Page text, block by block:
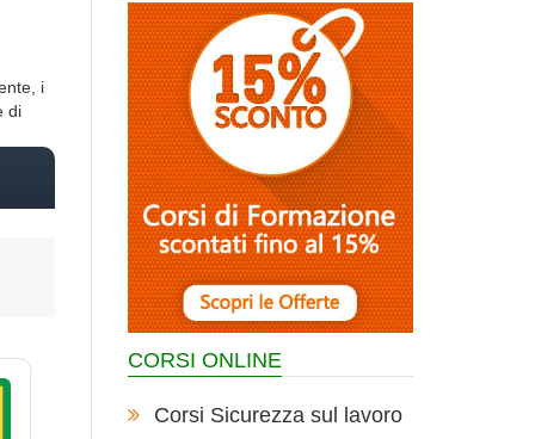
i
di
CORSI ONLINE
Corsi Sicurezza sul lavoro